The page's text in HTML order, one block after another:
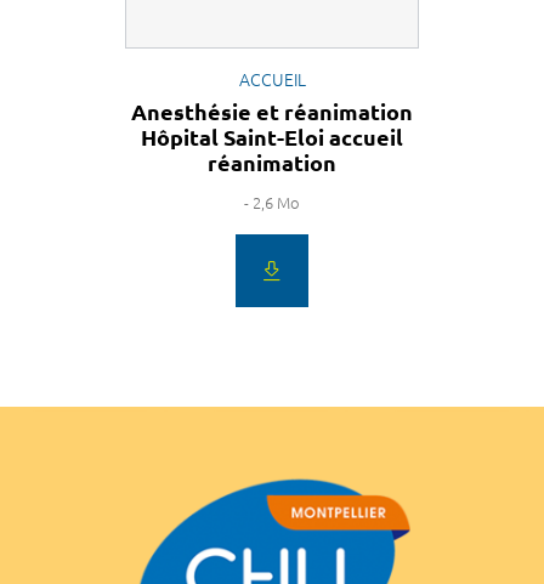
ACCUEIL
Anesthésie et réanimation
Hôpital Saint-Eloi accueil
réanimation
- 2,6 Mo